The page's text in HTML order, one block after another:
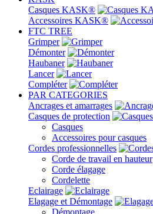
Casques KASK®
Accessoires KASK®
FTC TREE
Grimper
Démonter
Haubaner
Lancer
Compléter
PAR CATEGORIES
Ancrages et amarrages
Casques de protection
Casques
Accessoires pour casques
Cordes professionnelles
Corde de travail en hauteur
Corde élagage
Cordelette
Eclairage
Elagage et Démontage
Démontage